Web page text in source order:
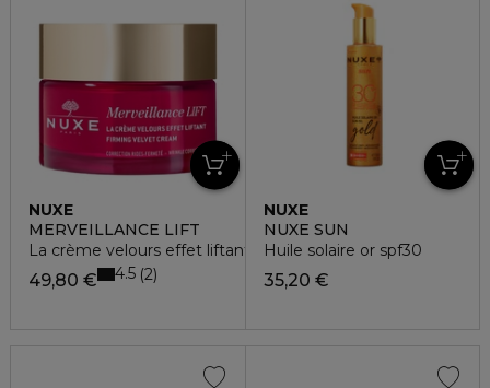
NUXE
MERVEILLANCE LIFT
La crème velours effet liftant
49,80 € 4.5 2
NUXE
NUXE SUN
Huile solaire or spf30
35,20 €